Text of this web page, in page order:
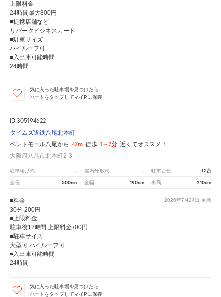
上限料金
24時間最大800円
■提携店舗など
リパークビジネスカード
■駐車サイズ
ハイルーフ可
■入出庫可能時間
24時間
気に入った駐車場を見つけたら
ハートをタップしてマイPに保存
ID:305194622
タイムズ近鉄八尾北本町
ペントモール八尾から 47m 徒歩 1～2分 近くてオススメ！
大阪府八尾市北本町2-3
駐車場形式 - 屋内外形式 - 駐車台数 12台
全長 500cm 全幅 190cm 車高 210cm
2026年7月24日 更新
■料金
30分 200円
■上限料金
駐車後12時間 上限料金700円
■駐車サイズ
大型可 ハイルーフ可
■入出庫可能時間
24時間
気に入った駐車場を見つけたら
ハートをタップしてマイPに保存